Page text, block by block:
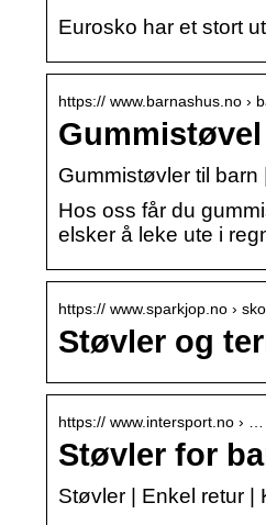
Eurosko har et stort
https:// www.barnashus.no ›
Gummistøvler til
Hos oss får du
elsker å leke ute i
https:// www.sparkjop.no ›
Støvler og
https:// www.intersport.no › …
Støvler for
Støvler | Enkel retur |